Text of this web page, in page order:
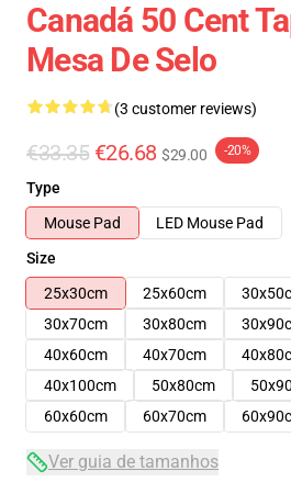
Canadá 50 Cent
Mesa De Selo
(3 customer reviews)
€33.35 €26.68 $29.00 -20%
Type
Mouse Pad
LED Mouse Pad
Size
25x30cm
25x60cm
30x70cm
30x80cm
40x60cm
40x70cm
40x100cm
50x80cm
60x60cm
60x70cm
Ver guia de tamanhos